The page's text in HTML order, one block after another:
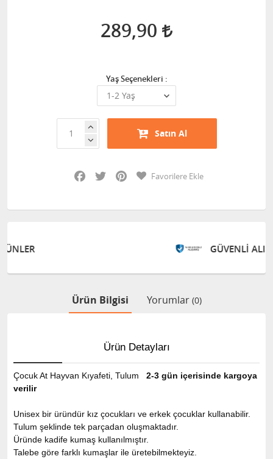
289,90
Yaş Seçenekleri :
Satın Al
Facebook
Twitter PinterestFavorilere Ekle
GÜVENLİ ALIŞVERİŞ
Ürün Bilgisi Yorumlar (0)
Ürün Detayları
Çocuk At Hayvan Kıyafeti , Tulum 2-3 gün içerisinde kargoya
verilir
Unisex bir üründür kız çocukları ve erkek çocuklar kullanabilir.
Tulum şeklinde tek parçadan oluşmaktadır.
Üründe kadife kumaş kullanılmıştır.
Talebe göre farklı kumaşlar ile üretebilmekteyiz.